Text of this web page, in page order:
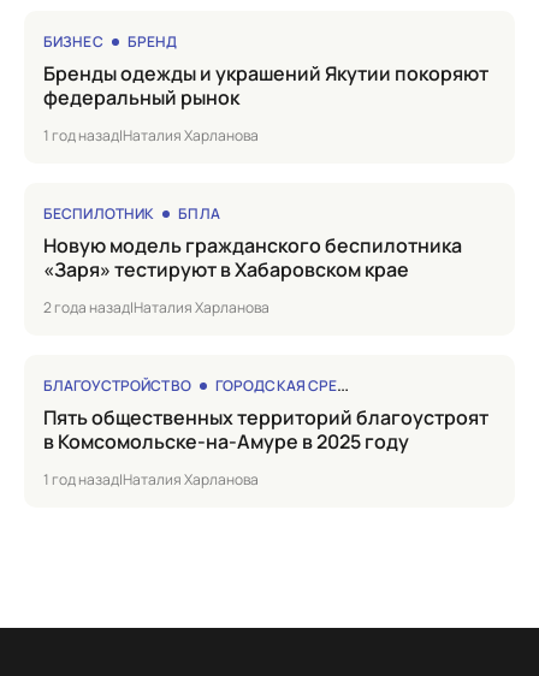
БИЗНЕС БРЕНД
Бренды одежды и украшений Якутии покоряют
федеральный рынок
1 год назад|Наталия Харланова
БЕСПИЛОТНИК БПЛА
Новую модель гражданского беспилотника
«Заря» тестируют в Хабаровском крае
2 года назад|Наталия Харланова
БЛАГОУСТРОЙСТВО ГОРОДСКАЯ СРЕДА
Пять общественных территорий благоустроят
в Комсомольске-на-Амуре в 2025 году
1 год назад|Наталия Харланова